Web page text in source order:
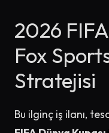
2026
Fox
Stratejisi
Bu ilginç iş ilanı,